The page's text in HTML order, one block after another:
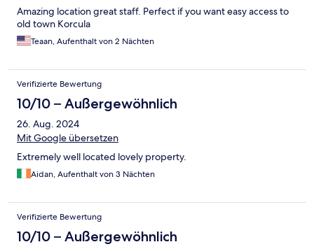
Amazing location great staff. Perfect if you want easy access to
old town Korcula
Teaan, Aufenthalt von 2 Nächten
Verifizierte Bewertung
10/10 – Außergewöhnlich
26. Aug. 2024
Mit Google übersetzen
Extremely well located lovely property.
Aidan, Aufenthalt von 3 Nächten
Verifizierte Bewertung
10/10 – Außergewöhnlich